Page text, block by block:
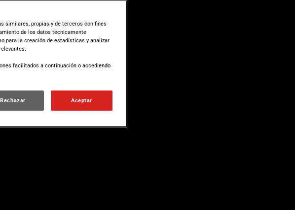
similares, propias y de terceros con fines
de los datos técnicamente
para la creación de estadísticas y analizar
facilitados a continuación o accediendo
Rechazar Aceptar